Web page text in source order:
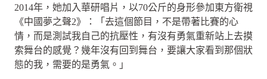
2014年，她加入華研唱片，以70公斤的身形參加東方衛視
《中國夢之聲2》：「去這個節目，不是帶著比賽的心
情，而是測試我自己的抗壓性，有沒有勇氣重新站上去摸
索舞台的感覺？幾年沒有回到舞台，要讓大家看到那個狀
態的我，需要的是勇氣。」